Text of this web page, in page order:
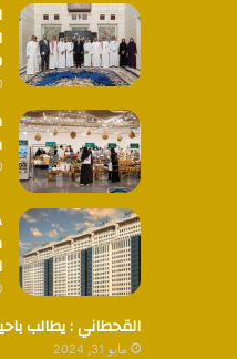
القحطاني : يطالب
مايو 31, 2024